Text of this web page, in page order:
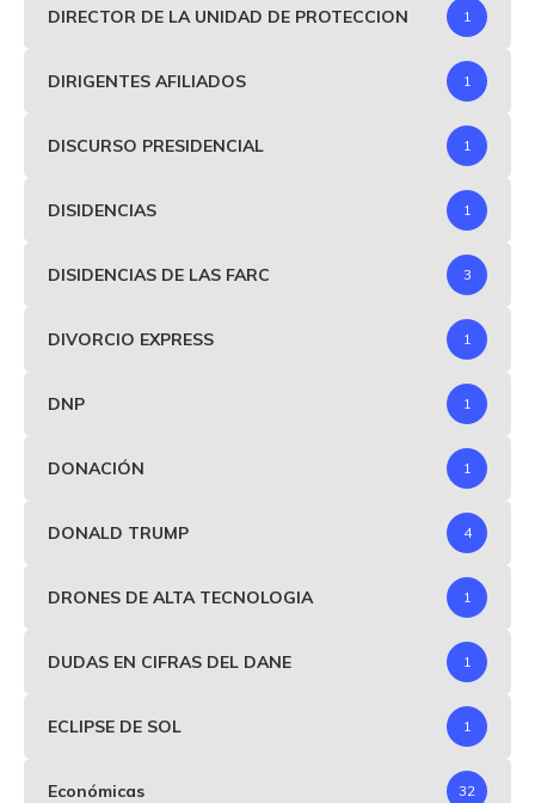
DIRECTOR DE LA UNIDAD DE PROTECCION 1
DIRIGENTES AFILIADOS 1
DISCURSO PRESIDENCIAL 1
DISIDENCIAS 1
DISIDENCIAS DE LAS FARC 3
DIVORCIO EXPRESS 1
DNP 1
DONACIÓN 1
DONALD TRUMP 4
DRONES DE ALTA TECNOLOGIA 1
DUDAS EN CIFRAS DEL DANE 1
ECLIPSE DE SOL 1
Económicas 32